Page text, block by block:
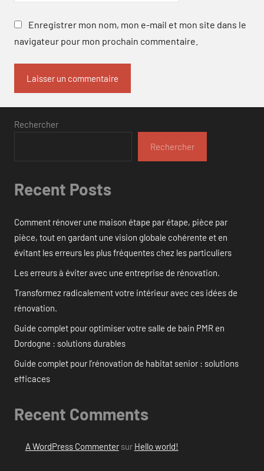
Enregistrer mon nom, mon e-mail et mon site dans le
navigateur pour mon prochain commentaire.
Rechercher
Rechercher
Recent Posts
Comment rénover une maison étape par étape, pièce par
pièce, tout en gardant une vision globale cohérente et en
évitant les erreurs les plus fréquentes chez les particuliers
Les erreurs à éviter avec une entreprise de rénovation.
Transformez radicalement votre intérieur avec ces idées de
rénovation.
Guide complet pour optimiser votre salle de bain PMR en
Dordogne : solutions durables
Guide complet pour l’rénovation de habitat senior : solutions
efficaces
Recent Comments
A WordPress Commentersur Hello world!